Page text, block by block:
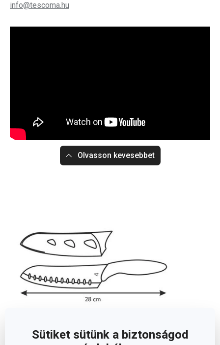
Sütiket sütünk a biztonságod
info@tescoma.hu
Olvasson kevesebbet